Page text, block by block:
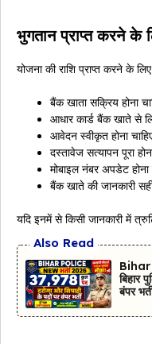
भुगतान प्राप्त करने के
योजना की राशि प्राप्त करने के
बैंक खाता सक्रिय होना
आधार कार्ड बैंक खाते से
आवेदन स्वीकृत होना
दस्तावेज सत्यापन पूरा
मोबाइल नंबर अपडेट होना
बैंक खाते की जानकारी सही
यदि इनमें से किसी जानकारी में
Also Read
बिहार
बंपर